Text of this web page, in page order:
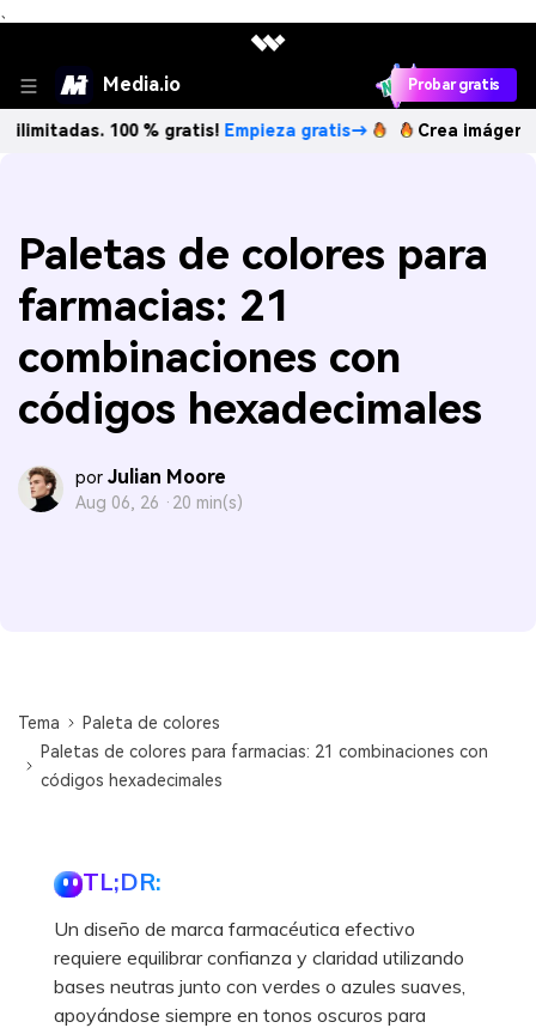
、
Media.io Probar gratis
100 % gratis!Empieza gratis→ Crea imágenes IA
Paletas de colores para
farmacias: 21
combinaciones con
códigos hexadecimales
por Julian Moore
Aug 06, 26 · 20 min(s)
Tema
Paleta de colores
Paletas de colores para farmacias: 21 combinaciones con
códigos hexadecimales
TL;DR:
Un diseño de marca farmacéutica efectivo
requiere equilibrar confianza y claridad utilizando
bases neutras junto con verdes o azules suaves,
apoyándose siempre en tonos oscuros para